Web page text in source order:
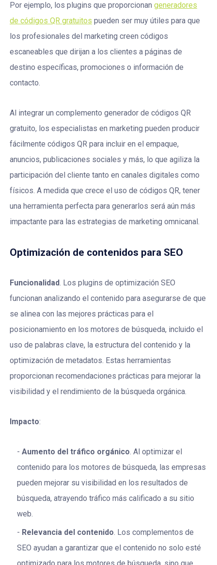
Por ejemplo, los plugins que proporcionan generadores
de códigos QR gratuitos pueden ser muy útiles para que
los profesionales del marketing creen códigos
escaneables que dirijan a los clientes a páginas de
destino específicas, promociones o información de
contacto.
Al integrar un complemento generador de códigos QR
gratuito, los especialistas en marketing pueden producir
fácilmente códigos QR para incluir en el empaque,
anuncios, publicaciones sociales y más, lo que agiliza la
participación del cliente tanto en canales digitales como
físicos. A medida que crece el uso de códigos QR, tener
una herramienta perfecta para generarlos será aún más
impactante para las estrategias de marketing omnicanal.
Optimización de contenidos para SEO
Funcionalidad. Los plugins de optimización SEO
funcionan analizando el contenido para asegurarse de que
se alinea con las mejores prácticas para el
posicionamiento en los motores de búsqueda, incluido el
uso de palabras clave, la estructura del contenido y la
optimización de metadatos. Estas herramientas
proporcionan recomendaciones prácticas para mejorar la
visibilidad y el rendimiento de la búsqueda orgánica.
Impacto:
Aumento del tráfico orgánico. Al optimizar el
contenido para los motores de búsqueda, las empresas
pueden mejorar su visibilidad en los resultados de
búsqueda, atrayendo tráfico más calificado a su sitio
web.
Relevancia del contenido. Los complementos de
SEO ayudan a garantizar que el contenido no solo esté